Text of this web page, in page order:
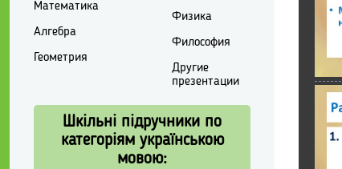
Математика
Алгебра
Геометрия
Физика
Философия
Другие
презентации
Шкільні підручники по
категоріям українською
мовою: